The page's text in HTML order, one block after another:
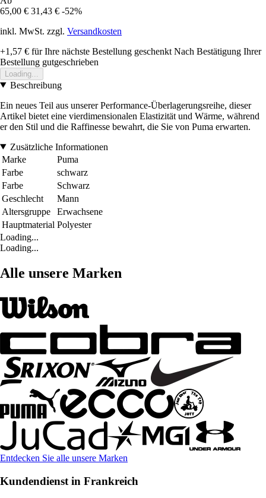
65,00 € 31,43 € -52%
inkl. MwSt. zzgl. Versandkosten
+1,57 € für Ihre nächste Bestellung geschenkt Nach Bestätigung Ihrer
Bestellung gutgeschrieben
Loading...
Beschreibung
Ein neues Teil aus unserer Performance-Überlagerungsreihe, dieser
Artikel bietet eine vierdimensionalen Elastizität und Wärme, während
er den Stil und die Raffinesse bewahrt, die Sie von Puma erwarten.
Zusätzliche Informationen
Marke
Puma
Farbe
schwarz
Farbe
Schwarz
Geschlecht
Mann
Altersgruppe
Erwachsene
Hauptmaterial Polyester
Loading...
Loading...
Alle unsere Marken
Entdecken Sie alle unsere Marken
Kundendienst in Frankreich